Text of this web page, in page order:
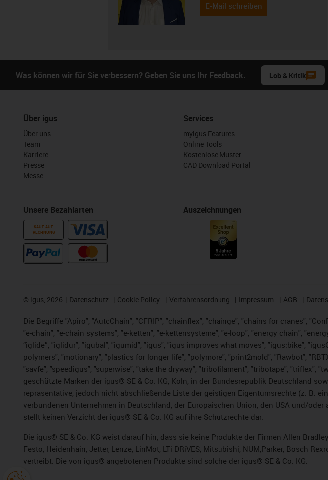
E-Mail schreiben
Was können wir für Sie verbessern? Geben Sie uns Ihr Feedback. Lob & Kritik
Über igus
Über uns
Team
Karriere
Presse
Messe
Unsere Bezahlarten
KAUF AUF
RECHNUNG
Services
myigus Features
Online Tools
Kostenlose Muster
CAD Download Portal
Auszeichnungen
© igus, 2026 Datenschutz Cookie Policy Verfahrensordnung Impressum AGB
Die Begriffe "Apiro", "AutoChain", "CFRIP", "chainflex", "chainge", "chains for cranes",
"e-chain", "e-chain systems", "e-ketten", "e-kettensysteme", "e-loop", "energy chain",
“iglide”, "iglidur", "igubal", "igumid", "igus", "igus improves what moves", "igus:bike",
polymers", "motionary", "plastics for longer life", "polymore", "print2mold", "Rawbot",
"savfe", "speedigus", "superwise", "take the dryway", "tribofilament", "tribotape", "triflex",
geschützte Marken der igus® SE & Co. KG, Köln, in der Bundesrepublik Deutschland
repräsentative, jedoch nicht abschließende Liste der geistigen Eigentumsrechte (z. B.
verbundenen Unternehmen in Deutschland, der Europäischen Union, den USA und/
stellt keinen Verzicht der igus® SE & Co. KG auf ihre Schutzrechte dar.
Die igus® SE & Co. KG weist darauf hin, dass sie keine Produkte der Firmen Allen
Festo, Heidenhain, Jetter, Lenze, LinMot, LTi DRiVES, Mitsubishi, NUM,Parker, Bosch
vertreibt. Die von igus® angebotenen Produkte sind solche der igus® SE & Co. KG.